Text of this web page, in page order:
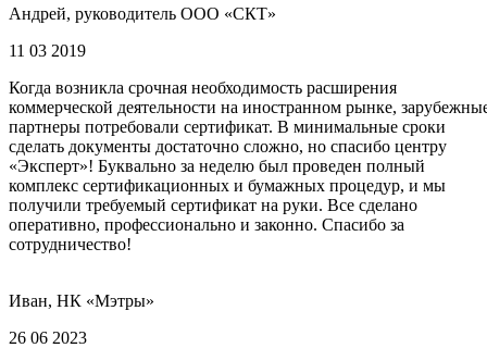
Андрей, руководитель ООО «СКТ»
11 03 2019
Когда возникла срочная необходимость расширения
коммерческой деятельности на иностранном рынке,
партнеры потребовали сертификат. В минимальные сроки
сделать документы достаточно сложно, но спасибо центру
«Эксперт»! Буквально за неделю был проведен полный
комплекс сертификационных и бумажных процедур, и мы
получили требуемый сертификат на руки. Все сделано
оперативно, профессионально и законно. Спасибо за
сотрудничество!
Иван, НК «Мэтры»
26 06 2023